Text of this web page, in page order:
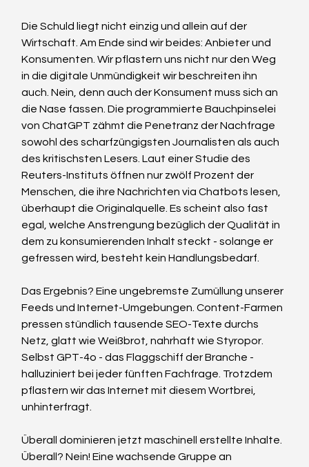
Die Schuld liegt nicht einzig und allein auf der
Wirtschaft. Am Ende sind wir beides: Anbieter und
Konsumenten. Wir pflastern uns nicht nur den Weg
in die digitale Unmündigkeit wir beschreiten ihn
auch. Nein, denn auch der Konsument muss sich an
die Nase fassen. Die programmierte Bauchpinselei
von ChatGPT zähmt die Penetranz der Nachfrage
sowohl des scharfzüngigsten Journalisten als auch
des kritischsten Lesers. Laut einer Studie des
Reuters-Instituts öffnen nur zwölf Prozent der
Menschen, die ihre Nachrichten via Chatbots lesen,
überhaupt die Originalquelle. Es scheint also fast
egal, welche Anstrengung bezüglich der Qualität in
dem zu konsumierenden Inhalt steckt - solange er
gefressen wird, besteht kein Handlungsbedarf.
Das Ergebnis? Eine ungebremste Zumüllung unserer
Feeds und Internet-Umgebungen. Content-Farmen
pressen stündlich tausende SEO-Texte durchs
Netz, glatt wie Weißbrot, nahrhaft wie Styropor.
Selbst GPT-4o - das Flaggschiff der Branche -
halluziniert bei jeder fünften Fachfrage. Trotzdem
pflastern wir das Internet mit diesem Wortbrei,
unhinterfragt.
Überall dominieren jetzt maschinell erstellte Inhalte.
Überall? Nein! Eine wachsende Gruppe an